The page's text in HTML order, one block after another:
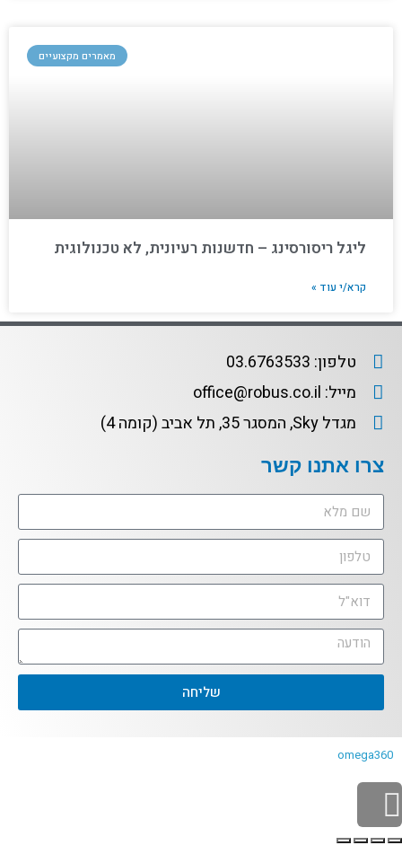
מאמרים מקצועיים
ליגל ריסורסינג – חדשנות רעיונית, לא טכנולוגית
קרא/י עוד »
טלפון: 03.6763533
מייל: office@robus.co.il
מגדל Sky, המסגר 35, תל אביב (קומה 4)
צרו אתנו קשר
שליחה
omega360